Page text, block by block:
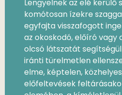
Lengyelnek az elé kerülő
komótosan ízekre
egyfajta visszafogott
az okoskodó, előíró
olcsó látszatát
iránti türelmetlen
elme, képtelen,
előfeltevések